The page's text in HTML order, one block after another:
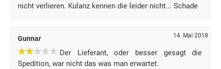
nicht verlieren. Kulanz kennen die leider nicht... Schade
Gunnar 14. Mai 2018
Der Lieferant, oder besser gesagt die
Spedition, war nicht das was man erwartet.